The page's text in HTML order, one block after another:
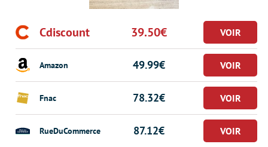
Cdiscount 39.50€
Amazon 49.99€
Fnac 78.32€
RueDuCommerce 87.12€